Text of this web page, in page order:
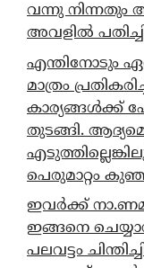
വന്നു നിന്നതും
അവളിൽ
എന്തിനോടും
മാത്രം
കാര്യങ്ങൾക്ക്
തുടങ്ങി.
പെരുമാറ്റം
ഇവർക്ക്
ഇങ്ങനെ
പലവട്ടം